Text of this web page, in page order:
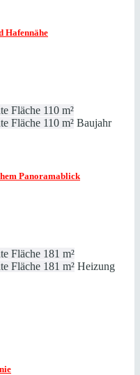
Hafennähe
Fläche 110 m²
Fläche 110 m² Baujahr
Panoramablick
Fläche 181 m²
Fläche 181 m² Heizung